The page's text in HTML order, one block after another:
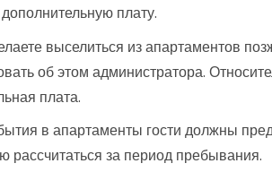
плату.
выселиться из апартаментов
об этом администратора.
плата.
в апартаменты гости должны
рассчитаться за период пребывания.